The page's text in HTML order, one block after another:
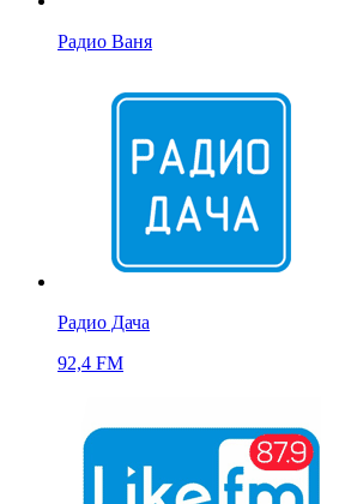
Радио Ваня
Радио Дача
92,4 FM